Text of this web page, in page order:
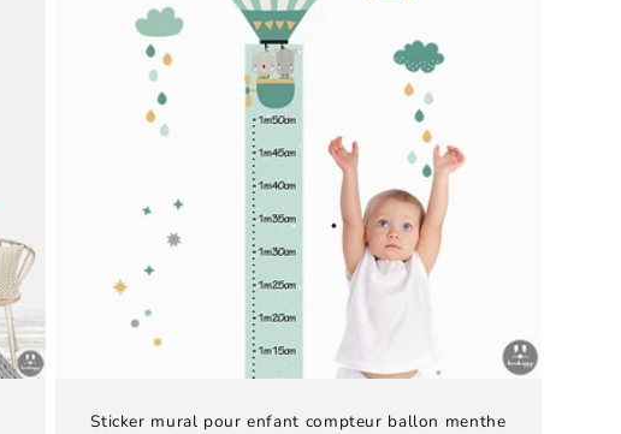
Sticker mural pour enfant compteur ballon menthe